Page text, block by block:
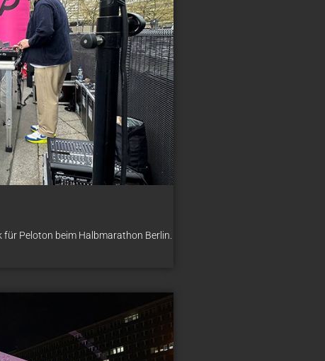
Peloton beim Halbmarathon Berlin.